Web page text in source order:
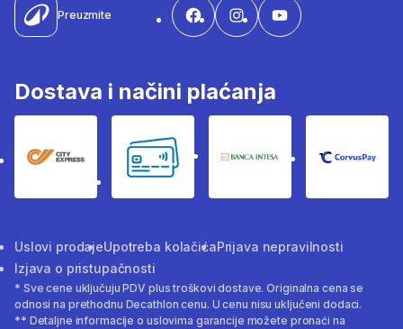
Preuzmite
Dostava i načini plaćanja
City Express Bankovne karticeBanka Intesa
Uslovi prodajeUpotreba kolačićaPrijava nepravilnosti
Izjava o pristupačnosti
* Sve cene uključuju PDV plus troškovi dostave. Originalna cena se
odnosi na prethodnu Decathlon cenu. U cenu nisu uključeni dodaci.
** Detaljne informacije o uslovima garancije možete pronaći na